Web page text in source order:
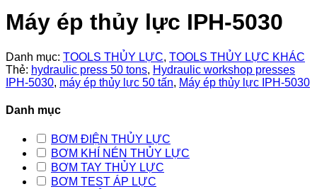
Máy ép thủy lực IPH-5030
Danh mục: TOOLS THỦY LỰC, TOOLS THỦY LỰC KHÁC
Thẻ: hydraulic press 50 tons, Hydraulic workshop presses
IPH-5030, máy ép thủy lực 50 tấn, Máy ép thủy lực IPH-5030
Danh mục
BƠM ĐIỆN THỦY LỰC
BƠM KHÍ NÉN THỦY LỰC
BƠM TAY THỦY LỰC
BƠM TEST ÁP LỰC